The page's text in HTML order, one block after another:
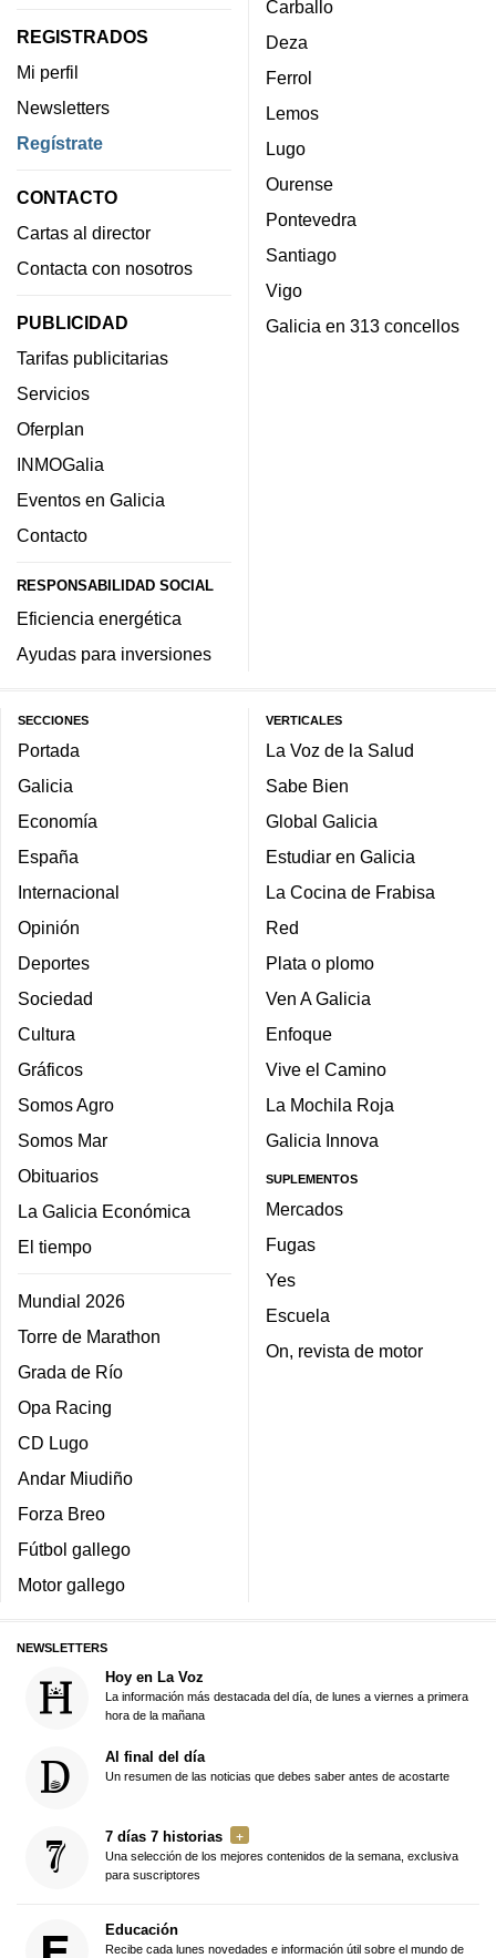
REGISTRADOS
Mi perfil
Newsletters
Regístrate
CONTACTO
Cartas al director
Contacta con nosotros
PUBLICIDAD
Tarifas publicitarias
Servicios
Oferplan
INMOGalia
Eventos en Galicia
Contacto
RESPONSABILIDAD SOCIAL
Eficiencia energética
Ayudas para inversiones
Carballo
Deza
Ferrol
Lemos
Lugo
Ourense
Pontevedra
Santiago
Vigo
Galicia en 313 concellos
SECCIONES
Portada
Galicia
Economía
España
Internacional
Opinión
Deportes
Sociedad
Cultura
Gráficos
Somos Agro
Somos Mar
Obituarios
La Galicia Económica
El tiempo
Mundial 2026
Torre de Marathon
Grada de Río
Opa Racing
CD Lugo
Andar Miudiño
Forza Breo
Fútbol gallego
Motor gallego
VERTICALES
La Voz de la Salud
Sabe Bien
Global Galicia
Estudiar en Galicia
La Cocina de Frabisa
Red
Plata o plomo
Ven A Galicia
Enfoque
Vive el Camino
La Mochila Roja
Galicia Innova
SUPLEMENTOS
Mercados
Fugas
Yes
Escuela
On, revista de motor
NEWSLETTERS
Hoy en La Voz
La información más destacada del día, de lunes a viernes a primera
hora de la mañana
Al final del día
Un resumen de las noticias que debes saber antes de acostarte
7 días 7 historias
Una selección de los mejores contenidos de la semana, exclusiva
para suscriptores
Educación
Recibe cada lunes novedades e información útil sobre el mundo de